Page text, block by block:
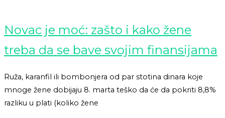
Novac je moć: zašto i kako žene
treba da se bave svojim finansijama
Ruža, karanfil ili bombonjera od par stotina dinara koje
mnoge žene dobijaju 8. marta teško da će da pokriti 8,8%
razliku u plati (koliko žene